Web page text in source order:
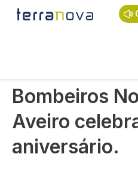
Passar para o conteúdo
Navegação
Início
Bombeiros Novos de
Bombeiros
Aveiro
aniversário.